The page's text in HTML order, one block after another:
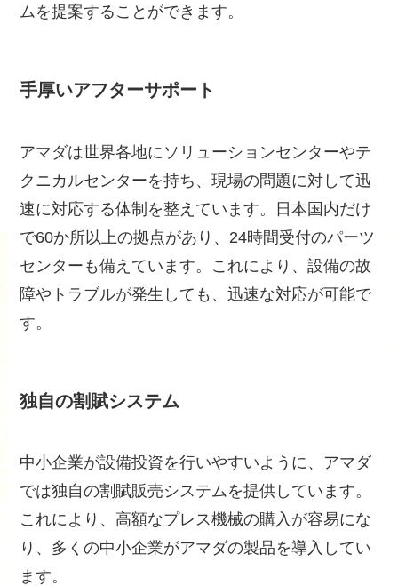
ムを提案することができます。
手厚いアフターサポート
アマダは世界各地にソリューションセンターやテ
クニカルセンターを持ち、現場の問題に対して迅
速に対応する体制を整えています。日本国内だけ
で60か所以上の拠点があり、24時間受付のパーツ
センターも備えています。これにより、設備の故
障やトラブルが発生しても、迅速な対応が可能で
す。
独自の割賦システム
中小企業が設備投資を行いやすいように、アマダ
では独自の割賦販売システムを提供しています。
これにより、高額なプレス機械の購入が容易にな
り、多くの中小企業がアマダの製品を導入してい
ます。